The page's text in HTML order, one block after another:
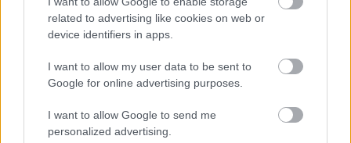
related to advertising like cookies on web or
device identifiers in apps.
I want to allow my user data to be sent to
Google for online advertising purposes.
I want to allow Google to send me
personalized advertising.
Szegezdi Róbert vezetésével Valentyin Katajev A kör
négyszögesítése című művéből készült hangjáték a
Szegedi Nemzeti Színházban.